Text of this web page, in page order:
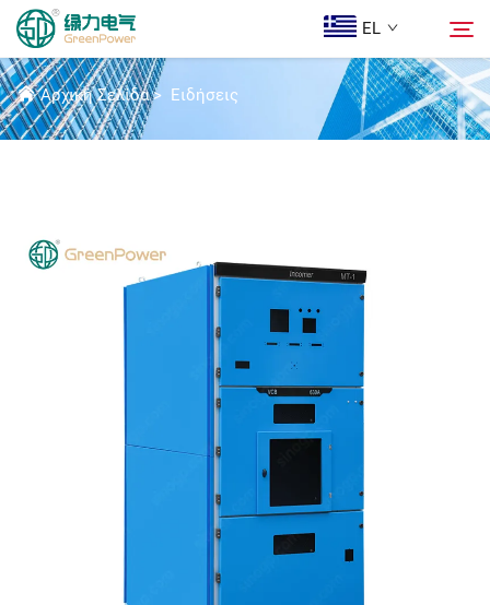
EL
Προϊόντα
Ποιοι Είμαστε
ΕΙΔΉΣΕΙΣ
Αρχική Σελίδα> Ειδήσεις